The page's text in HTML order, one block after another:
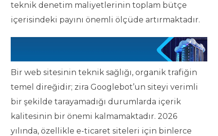
teknik denetim maliyetlerinin toplam bütçe
içerisindeki payını önemli ölçüde artırmaktadır.
Bir web sitesinin teknik sağlığı, organik trafiğin
temel direğidir; zira Googlebot’un siteyi verimli
bir şekilde tarayamadığı durumlarda içerik
kalitesinin bir önemi kalmamaktadır. 2026
yılında, özellikle e-ticaret siteleri için binlerce